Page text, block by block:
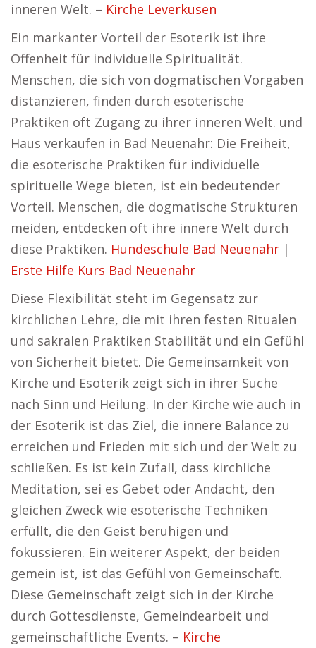
inneren Welt. – Kirche Leverkusen
Ein markanter Vorteil der Esoterik ist ihre
Offenheit für individuelle Spiritualität.
Menschen, die sich von dogmatischen Vorgaben
distanzieren, finden durch esoterische
Praktiken oft Zugang zu ihrer inneren Welt. und
Haus verkaufen in Bad Neuenahr: Die Freiheit,
die esoterische Praktiken für individuelle
spirituelle Wege bieten, ist ein bedeutender
Vorteil. Menschen, die dogmatische Strukturen
meiden, entdecken oft ihre innere Welt durch
diese Praktiken. Hundeschule Bad Neuenahr |
Erste Hilfe Kurs Bad Neuenahr
Diese Flexibilität steht im Gegensatz zur
kirchlichen Lehre, die mit ihren festen Ritualen
und sakralen Praktiken Stabilität und ein Gefühl
von Sicherheit bietet. Die Gemeinsamkeit von
Kirche und Esoterik zeigt sich in ihrer Suche
nach Sinn und Heilung. In der Kirche wie auch in
der Esoterik ist das Ziel, die innere Balance zu
erreichen und Frieden mit sich und der Welt zu
schließen. Es ist kein Zufall, dass kirchliche
Meditation, sei es Gebet oder Andacht, den
gleichen Zweck wie esoterische Techniken
erfüllt, die den Geist beruhigen und
fokussieren. Ein weiterer Aspekt, der beiden
gemein ist, ist das Gefühl von Gemeinschaft.
Diese Gemeinschaft zeigt sich in der Kirche
durch Gottesdienste, Gemeindearbeit und
gemeinschaftliche Events. – Kirche